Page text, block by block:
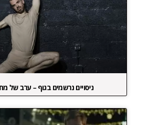
ניסויים נרשמים בגוף – ערב של